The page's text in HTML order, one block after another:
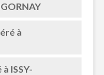
à
ISSY-